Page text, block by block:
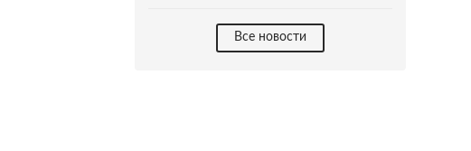
Все новости